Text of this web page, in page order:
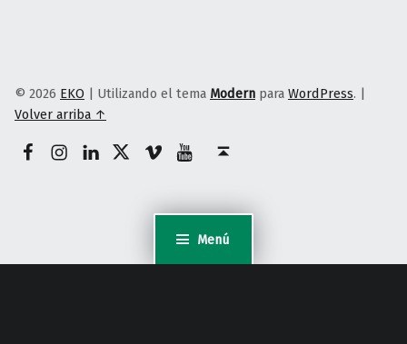
Menú
© 2026 EKO | Utilizando el tema Modern para WordPress. |
Volver arriba ↑